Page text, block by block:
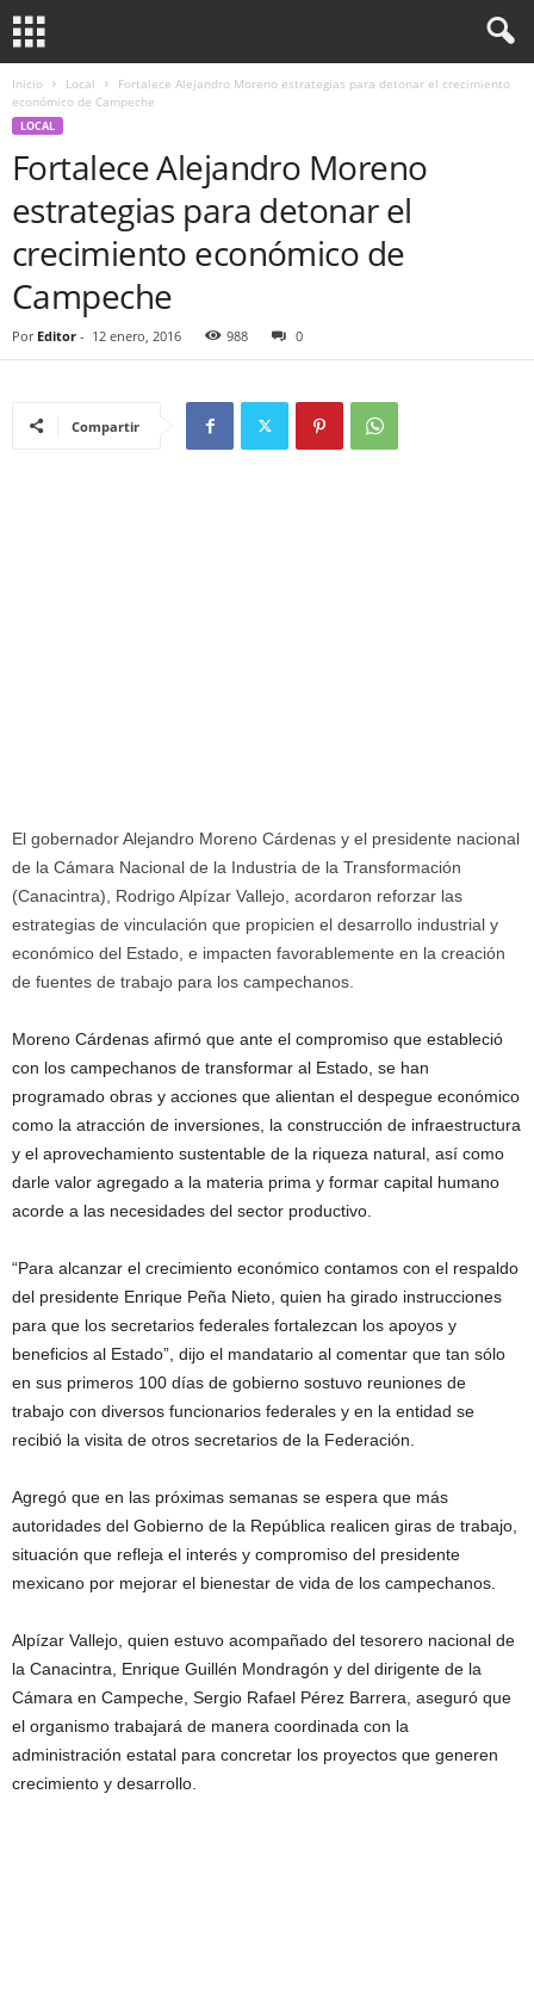
Inicio Local
Fortalece Alejandro Moreno estrategias para detonar el crecimiento
económico de Campeche
LOCAL
Fortalece Alejandro Moreno
estrategias para detonar el
crecimiento económico de
Campeche
Por Editor - 12 enero, 2016 988 0
Compartir
El gobernador Alejandro Moreno Cárdenas y el presidente nacional
de la Cámara Nacional de la Industria de la Transformación
(Canacintra), Rodrigo Alpízar Vallejo, acordaron reforzar las
estrategias de vinculación que propicien el desarrollo industrial y
económico del Estado, e impacten favorablemente en la creación
de fuentes de trabajo para los campechanos.
Moreno Cárdenas afirmó que ante el compromiso que estableció
con los campechanos de transformar al Estado, se han
programado obras y acciones que alientan el despegue económico
como la atracción de inversiones, la construcción de infraestructura
y el aprovechamiento sustentable de la riqueza natural, así como
darle valor agregado a la materia prima y formar capital humano
acorde a las necesidades del sector productivo.
“Para alcanzar el crecimiento económico contamos con el respaldo
del presidente Enrique Peña Nieto, quien ha girado instrucciones
para que los secretarios federales fortalezcan los apoyos y
beneficios al Estado”, dijo el mandatario al comentar que tan sólo
en sus primeros 100 días de gobierno sostuvo reuniones de
trabajo con diversos funcionarios federales y en la entidad se
recibió la visita de otros secretarios de la Federación.
Agregó que en las próximas semanas se espera que más
autoridades del Gobierno de la República realicen giras de trabajo,
situación que refleja el interés y compromiso del presidente
mexicano por mejorar el bienestar de vida de los campechanos.
Alpízar Vallejo, quien estuvo acompañado del tesorero nacional de
la Canacintra, Enrique Guillén Mondragón y del dirigente de la
Cámara en Campeche, Sergio Rafael Pérez Barrera, aseguró que
el organismo trabajará de manera coordinada con la
administración estatal para concretar los proyectos que generen
crecimiento y desarrollo.